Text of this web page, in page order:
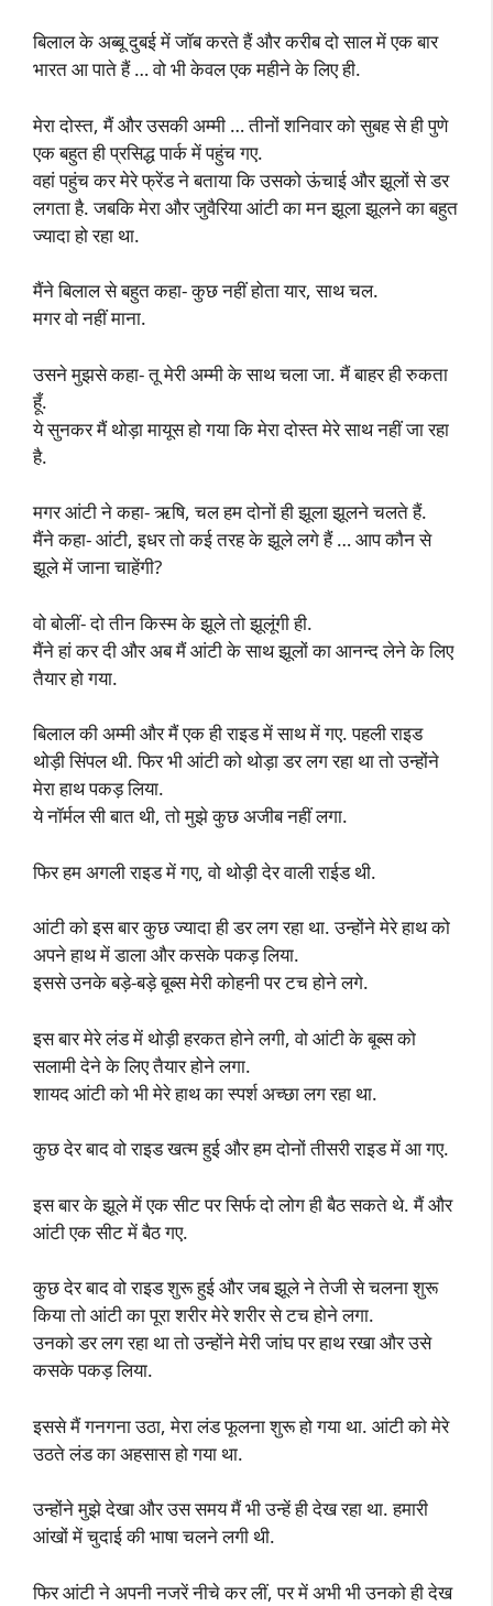
बिलाल के अब्बू दुबई में जॉब करते हैं और करीब दो साल में एक बार
भारत आ पाते हैं … वो भी केवल एक महीने के लिए ही.
मेरा दोस्त, मैं और उसकी अम्मी … तीनों शनिवार को सुबह से ही पुणे
एक बहुत ही प्रसिद्ध पार्क में पहुंच गए.
वहां पहुंच कर मेरे फ्रेंड ने बताया कि उसको ऊंचाई और झूलों से डर
लगता है. जबकि मेरा और जुवैरिया आंटी का मन झूला झूलने का बहुत
ज्यादा हो रहा था.
मैंने बिलाल से बहुत कहा- कुछ नहीं होता यार, साथ चल.
मगर वो नहीं माना.
उसने मुझसे कहा- तू मेरी अम्मी के साथ चला जा. मैं बाहर ही रुकता
हूँ.
ये सुनकर मैं थोड़ा मायूस हो गया कि मेरा दोस्त मेरे साथ नहीं जा रहा
है.
मगर आंटी ने कहा- ऋषि, चल हम दोनों ही झूला झूलने चलते हैं.
मैंने कहा- आंटी, इधर तो कई तरह के झूले लगे हैं … आप कौन से
झूले में जाना चाहेंगी?
वो बोलीं- दो तीन किस्म के झूले तो झूलूंगी ही.
मैंने हां कर दी और अब मैं आंटी के साथ झूलों का आनन्द लेने के लिए
तैयार हो गया.
बिलाल की अम्मी और मैं एक ही राइड में साथ में गए. पहली राइड
थोड़ी सिंपल थी. फिर भी आंटी को थोड़ा डर लग रहा था तो उन्होंने
मेरा हाथ पकड़ लिया.
ये नॉर्मल सी बात थी, तो मुझे कुछ अजीब नहीं लगा.
फिर हम अगली राइड में गए, वो थोड़ी देर वाली राईड थी.
आंटी को इस बार कुछ ज्यादा ही डर लग रहा था. उन्होंने मेरे हाथ को
अपने हाथ में डाला और कसके पकड़ लिया.
इससे उनके बड़े-बड़े बूब्स मेरी कोहनी पर टच होने लगे.
इस बार मेरे लंड में थोड़ी हरकत होने लगी, वो आंटी के बूब्स को
सलामी देने के लिए तैयार होने लगा.
शायद आंटी को भी मेरे हाथ का स्पर्श अच्छा लग रहा था.
कुछ देर बाद वो राइड खत्म हुई और हम दोनों तीसरी राइड में आ गए.
इस बार के झूले में एक सीट पर सिर्फ दो लोग ही बैठ सकते थे. मैं और
आंटी एक सीट में बैठ गए.
कुछ देर बाद वो राइड शुरू हुई और जब झूले ने तेजी से चलना शुरू
किया तो आंटी का पूरा शरीर मेरे शरीर से टच होने लगा.
उनको डर लग रहा था तो उन्होंने मेरी जांघ पर हाथ रखा और उसे
कसके पकड़ लिया.
इससे मैं गनगना उठा, मेरा लंड फूलना शुरू हो गया था. आंटी को मेरे
उठते लंड का अहसास हो गया था.
उन्होंने मुझे देखा और उस समय मैं भी उन्हें ही देख रहा था. हमारी
आंखों में चुदाई की भाषा चलने लगी थी.
फिर आंटी ने अपनी नजरें नीचे कर लीं, पर में अभी भी उनको ही देख